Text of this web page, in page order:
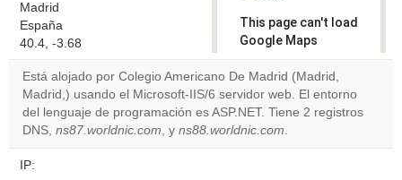
Madrid
España
40.4, -3.68
This page can't load
Google Maps
correctly.
Do you
own this
website?
OK
Está alojado por Colegio Americano De Madrid (Madrid,
Madrid,) usando el Microsoft-IIS/6 servidor web. El entorno
del lenguaje de programación es ASP.NET. Tiene 2 registros
DNS, ns87.worldnic.com, y ns88.worldnic.com.
IP: